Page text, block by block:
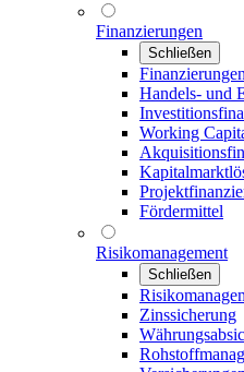
Finanzierungen
Schließen
Finanzierungen
Handels- und
Working
Fördermittel
Risikomanagement
Schließen
Zinssicherung